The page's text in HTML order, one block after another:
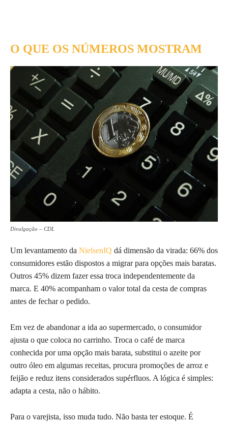
O QUE OS NÚMEROS MOSTRAM
Divulgação – CDL
Um levantamento da NielsenIQ dá dimensão da virada: 66% dos
consumidores estão dispostos a migrar para opções mais baratas.
Outros 45% dizem fazer essa troca independentemente da
marca. E 40% acompanham o valor total da cesta de compras
antes de fechar o pedido.
Em vez de abandonar a ida ao supermercado, o consumidor
ajusta o que coloca no carrinho. Troca o café de marca
conhecida por uma opção mais barata, substitui o azeite por
outro óleo em algumas receitas, procura promoções de arroz e
feijão e reduz itens considerados supérfluos. A lógica é simples:
adapta a cesta, não o hábito.
Para o varejista, isso muda tudo. Não basta ter estoque. É